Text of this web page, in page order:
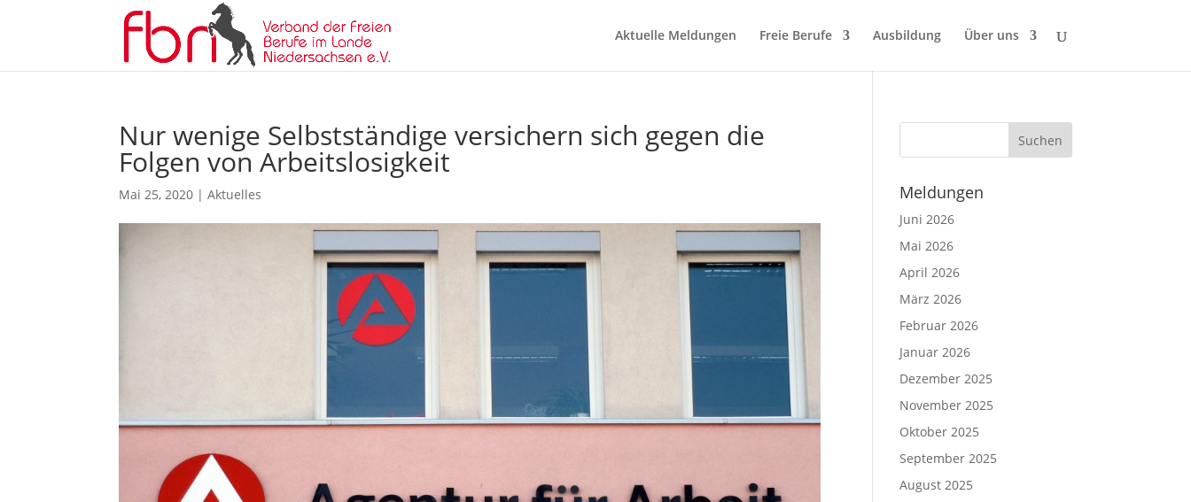
Aktuelle Meldungen Freie Berufe Ausbildung Über uns
Nur wenige Selbstständige versichern sich gegen die
Folgen von Arbeitslosigkeit
Mai 25, 2020 |Aktuelles Meldungen
Juni 2026
Mai 2026
April 2026
März 2026
Februar 2026
Januar 2026
Dezember 2025
November 2025
Oktober 2025
September 2025
August 2025